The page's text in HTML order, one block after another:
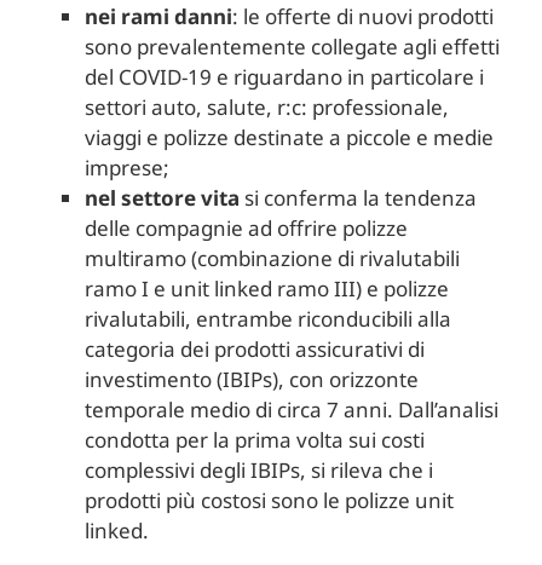
nei rami danni: le offerte di nuovi prodotti
sono prevalentemente collegate agli effetti
del COVID-19 e riguardano in particolare i
settori auto, salute, r:c: professionale,
viaggi e polizze destinate a piccole e medie
imprese;
nel settore vita si conferma la tendenza
delle compagnie ad offrire polizze
multiramo (combinazione di rivalutabili
ramo I e unit linked ramo III) e polizze
rivalutabili, entrambe riconducibili alla
categoria dei prodotti assicurativi di
investimento (IBIPs), con orizzonte
temporale medio di circa 7 anni. Dall’analisi
condotta per la prima volta sui costi
complessivi degli IBIPs, si rileva che i
prodotti più costosi sono le polizze unit
linked.